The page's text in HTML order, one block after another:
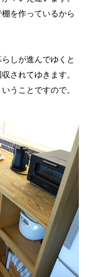
を作っているから
しが進んでゆくと
されてゆきます。
うことですので。